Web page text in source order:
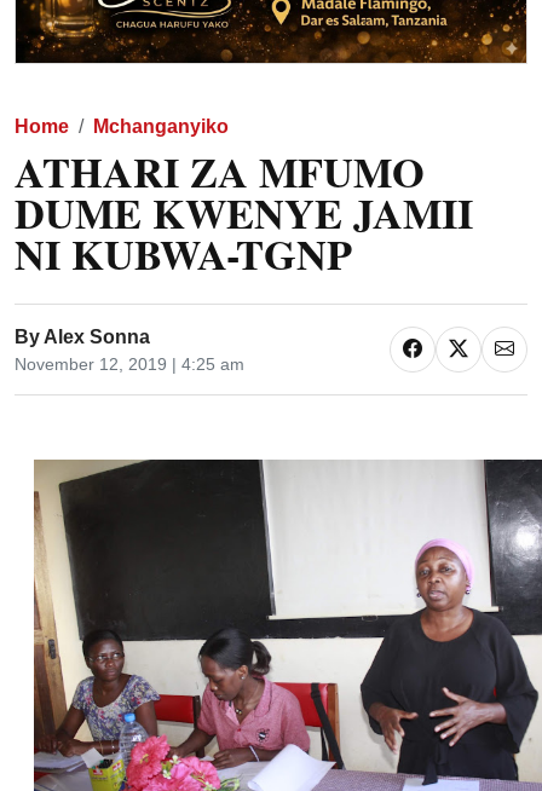
Home Mchanganyiko
ATHARI ZA MFUMO
DUME KWENYE JAMII
NI KUBWA-TGNP
By Alex Sonna
November 12, 2019 | 4:25 am